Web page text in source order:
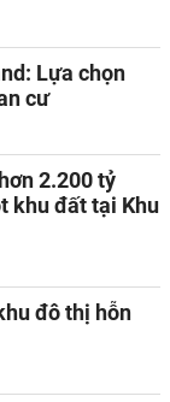
Lựa chọn
cư
2.200 tỷ
khu đất tại Khu
đô thị hỗn